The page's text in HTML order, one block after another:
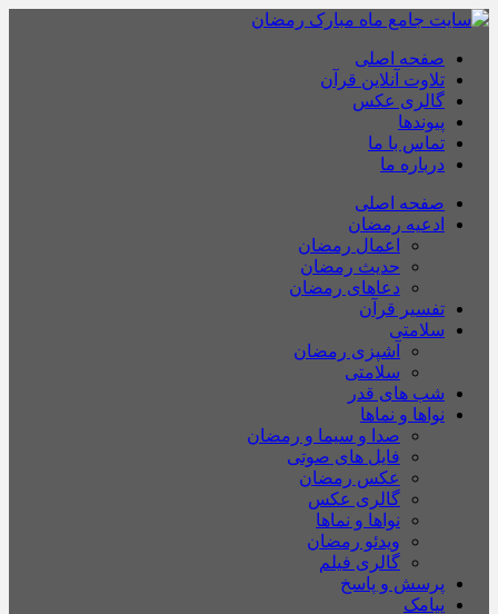
صفحه اصلی
تلاوت آنلاین قرآن
گالری عکس
پیوندها
تماس با ما
درباره ما
صفحه اصلی
ادعیه رمضان
اعمال رمضان
حدیث رمضان
دعاهای رمضان
تفسیر قرآن
سلامتی
آشپزی رمضان
سلامتی
شب های قدر
نواها و نماها
صدا و سیما و رمضان
فایل های صوتی
عکس رمضان
گالری عکس
نواها و نماها
ویدئو رمضان
گالری فیلم
پرسش و پاسخ
پیامک